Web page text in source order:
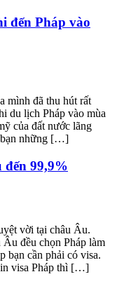
đến Pháp vào
mình đã thu hút rất
du lịch Pháp vào mùa
của đất nước lãng
bạn những […]
đến 99,9%
vời tại châu Âu.
đều chọn Pháp làm
bạn cần phải có visa.
visa Pháp thì […]